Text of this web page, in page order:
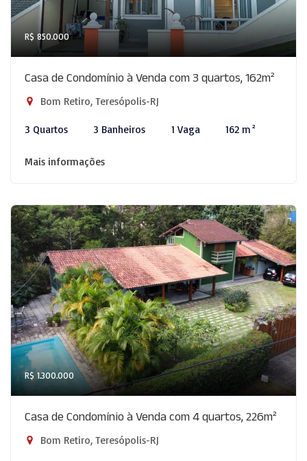
R$ 850.000
Casa de Condomínio à Venda com 3 quartos, 162m²
Bom Retiro, Teresópolis-RJ
3 Quartos 3 Banheiros 1 Vaga 162 m²
Mais informações
R$ 1.300.000
Casa de Condomínio à Venda com 4 quartos, 226m²
Bom Retiro, Teresópolis-RJ